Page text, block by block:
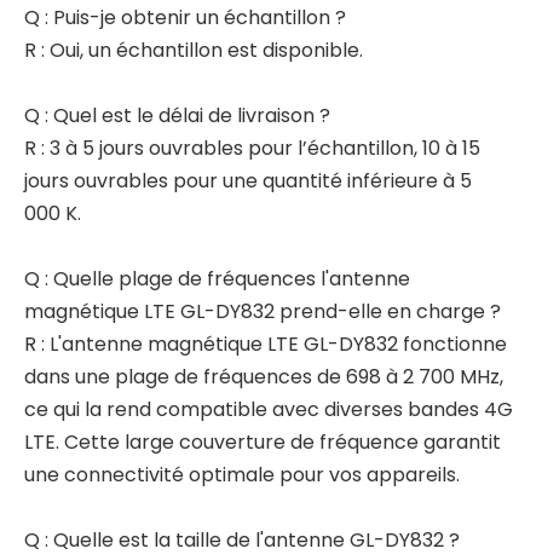
Q : Puis-je obtenir un échantillon ?
R : Oui, un échantillon est disponible.
Q : Quel est le délai de livraison ?
R : 3 à 5 jours ouvrables pour l’échantillon, 10 à 15
jours ouvrables pour une quantité inférieure à 5
000 K.
Q : Quelle plage de fréquences l'antenne
magnétique LTE GL-DY832 prend-elle en charge ?
R : L'antenne magnétique LTE GL-DY832 fonctionne
dans une plage de fréquences de 698 à 2 700 MHz,
ce qui la rend compatible avec diverses bandes 4G
LTE. Cette large couverture de fréquence garantit
une connectivité optimale pour vos appareils.
Q : Quelle est la taille de l'antenne GL-DY832 ?